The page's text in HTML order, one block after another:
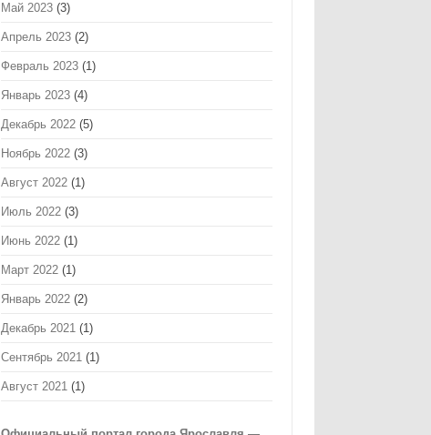
Май 2023 (3)
Апрель 2023 (2)
Февраль 2023 (1)
Январь 2023 (4)
Декабрь 2022 (5)
Ноябрь 2022 (3)
Август 2022 (1)
Июль 2022 (3)
Июнь 2022 (1)
Март 2022 (1)
Январь 2022 (2)
Декабрь 2021 (1)
Сентябрь 2021 (1)
Август 2021 (1)